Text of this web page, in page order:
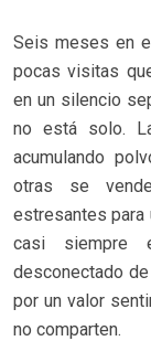
Seis meses en
pocas visitas
en un silencio
no está solo.
acumulando
otras se
estresantes para
casi siempre
desconectado
por un valor
no comparten.